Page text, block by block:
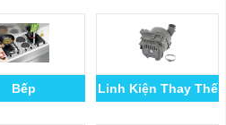
Bếp Linh Kiện Thay Thế